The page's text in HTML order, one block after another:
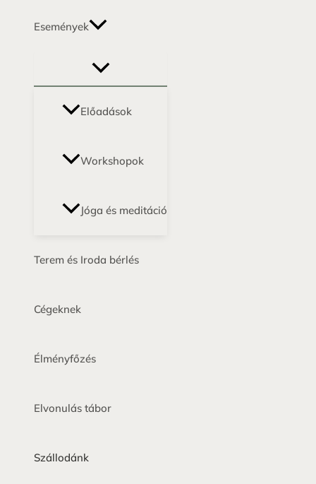
Események
Előadások
Workshopok
Jóga és meditáció
Terem és Iroda bérlés
Cégeknek
Élményfőzés
Elvonulás tábor
Szállodánk